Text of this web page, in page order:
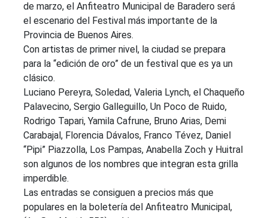
de marzo, el Anfiteatro Municipal de Baradero será
el escenario del Festival más importante de la
Provincia de Buenos Aires.
Con artistas de primer nivel, la ciudad se prepara
para la “edición de oro” de un festival que es ya un
clásico.
Luciano Pereyra, Soledad, Valeria Lynch, el Chaqueño
Palavecino, Sergio Galleguillo, Un Poco de Ruido,
Rodrigo Tapari, Yamila Cafrune, Bruno Arias, Demi
Carabajal, Florencia Dávalos, Franco Tévez, Daniel
“Pipi” Piazzolla, Los Pampas, Anabella Zoch y Huitral
son algunos de los nombres que integran esta grilla
imperdible.
Las entradas se consiguen a precios más que
populares en la boletería del Anfiteatro Municipal,